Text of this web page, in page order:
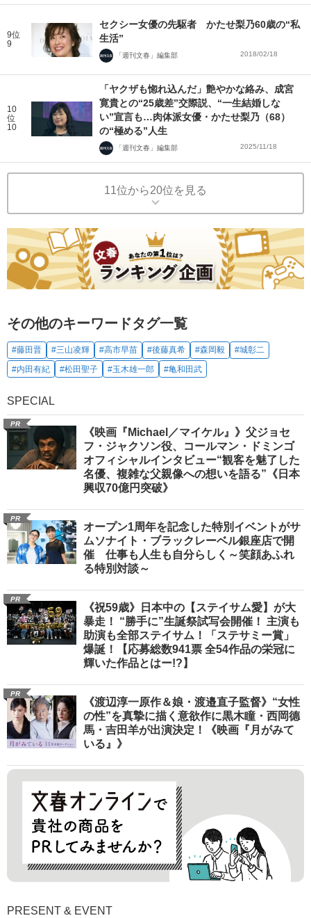
9位
9
セクシー女優の先駆者 かたせ梨乃60歳の“私
生活”
「週刊文春」編集部 2018/02/18
10
位
10
「ヤクザも惚れ込んだ」艶やかな絡み、成宮
寛貴との“25歳差”交際説、“一生結婚しな
い”宣言も…肉体派女優・かたせ梨乃（68）
の“極める”人生
「週刊文春」編集部 2025/11/18
11位から20位を見る
その他のキーワードタグ一覧
#藤田晋 #三山凌輝 #高市早苗 #後藤真希 #森岡毅
#城彰二
#内田有紀
#松田聖子 #玉木雄一郎 #亀和田武
SPECIAL
PR
《映画『Michael／マイケル』》父ジョセ
フ・ジャクソン役、コールマン・ドミンゴ
オフィシャルインタビュー“観客を魅了した
名優、複雑な父親像への想いを語る”《日本
興収70億円突破》
PR
オープン1周年を記念した特別イベントがサ
ムソナイト・ブラックレーベル銀座店で開
催 仕事も人生も自分らしく～笑顔あふれ
る特別対談～
PR
《祝59歳》日本中の【ステイサム愛】が大
暴走！ “勝手に”生誕祭試写会開催！ 主演も
助演も全部ステイサム！「ステサミー賞」
爆誕！【応募総数941票 全54作品の栄冠に
輝いた作品とはー!?】
PR
《渡辺淳一原作＆娘・渡邉直子監督》“女性
の性”を真摯に描く意欲作に黒木瞳・西岡德
馬・吉田羊が出演決定！《映画『月がみて
いる』》
PRESENT & EVENT